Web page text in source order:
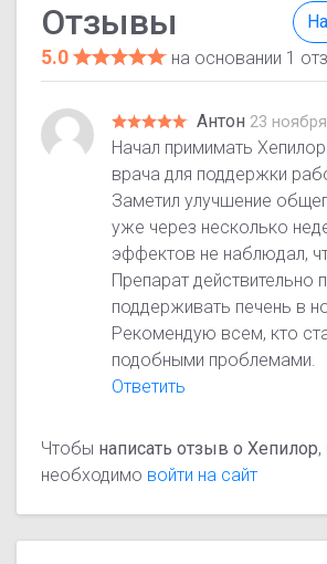
Отзывы
5.0 на основании 1
Антон 23
Начал примимать
врача для поддержки
Заметил улучшение
уже через несколько
эффектов не наблюдал,
Препарат действительно
поддерживать печень в
Рекомендую всем, кто
подобными проблемами.
Ответить
Чтобы написать отзыв о Хепилор
необходимо войти на сайт